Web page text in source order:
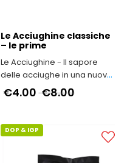
Le Acciughine classiche
– le prime
Le Acciughine - Il sapore
delle acciughe in una nuova
forma
€8.00
€4.00
DOP & IGP